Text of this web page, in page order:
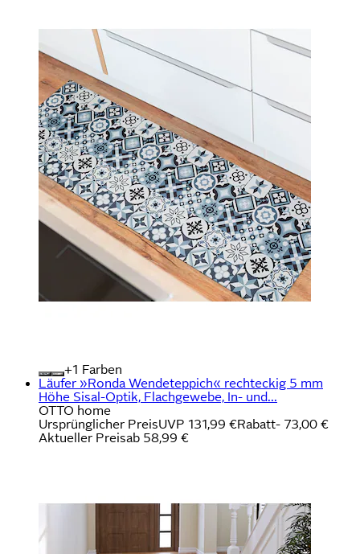
+
Farben
Läufer »Ronda Wendeteppich« rechteckig 5 mm
Höhe Sisal-Optik, Flachgewebe, In- und...
OTTO home
Ursprünglicher PreisUVP 131,99 €Rabatt- 73,00 €
Aktueller Preisab 58,99 €